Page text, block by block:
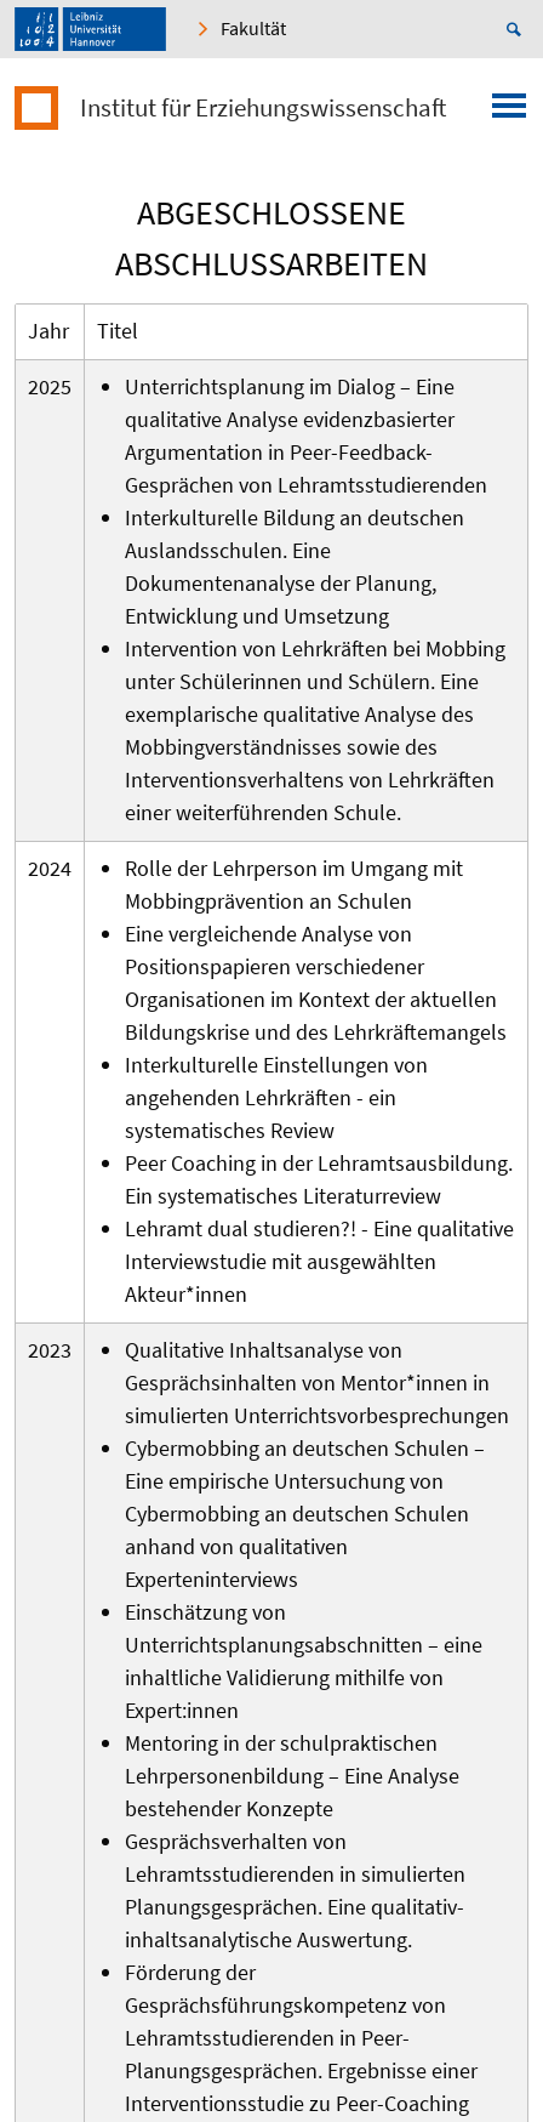
Fakultät
Institut für Erziehungswissenschaft
ABGESCHLOSSENE
ABSCHLUSSARBEITEN
Jahr
Titel
2025
Unterrichtsplanung im Dialog – Eine
qualitative Analyse evidenzbasierter
Argumentation in Peer-Feedback-
Gesprächen von Lehramtsstudierenden
Interkulturelle Bildung an deutschen
Auslandsschulen. Eine
Dokumentenanalyse der Planung,
Entwicklung und Umsetzung
Intervention von Lehrkräften bei Mobbing
unter Schülerinnen und Schülern. Eine
exemplarische qualitative Analyse des
Mobbingverständnisses sowie des
Interventionsverhaltens von Lehrkräften
einer weiterführenden Schule.
2024
Rolle der Lehrperson im Umgang mit
Mobbingprävention an Schulen
Eine vergleichende Analyse von
Positionspapieren verschiedener
Organisationen im Kontext der aktuellen
Bildungskrise und des Lehrkräftemangels
Interkulturelle Einstellungen von
angehenden Lehrkräften - ein
systematisches Review
Peer Coaching in der Lehramtsausbildung.
Ein systematisches Literaturreview
Lehramt dual studieren?! - Eine qualitative
Interviewstudie mit ausgewählten
Akteur*innen
2023
Qualitative Inhaltsanalyse von
Gesprächsinhalten von Mentor*innen in
simulierten Unterrichtsvorbesprechungen
Cybermobbing an deutschen Schulen –
Eine empirische Untersuchung von
Cybermobbing an deutschen Schulen
anhand von qualitativen
Experteninterviews
Einschätzung von
Unterrichtsplanungsabschnitten – eine
inhaltliche Validierung mithilfe von
Expert:innen
Mentoring in der schulpraktischen
Lehrpersonenbildung – Eine Analyse
bestehender Konzepte
Gesprächsverhalten von
Lehramtsstudierenden in simulierten
Planungsgesprächen. Eine qualitativ-
inhaltsanalytische Auswertung.
Förderung der
Gesprächsführungskompetenz von
Lehramtsstudierenden in Peer-
Planungsgesprächen. Ergebnisse einer
Interventionsstudie zu Peer-Coaching